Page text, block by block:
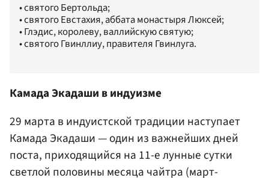
• святого Бертольда;
• святого Евстахия, аббата монастыря Люксей;
• Глэдис, королеву, валлийскую святую;
• святого Гвинллиу, правителя Гвинлуга.
Камада Экадаши в индуизме
29 марта в индуистской традиции наступает
Камада Экадаши — один из важнейших дней
поста, приходящийся на 11-е лунные сутки
светлой половины месяца чайтра (март-